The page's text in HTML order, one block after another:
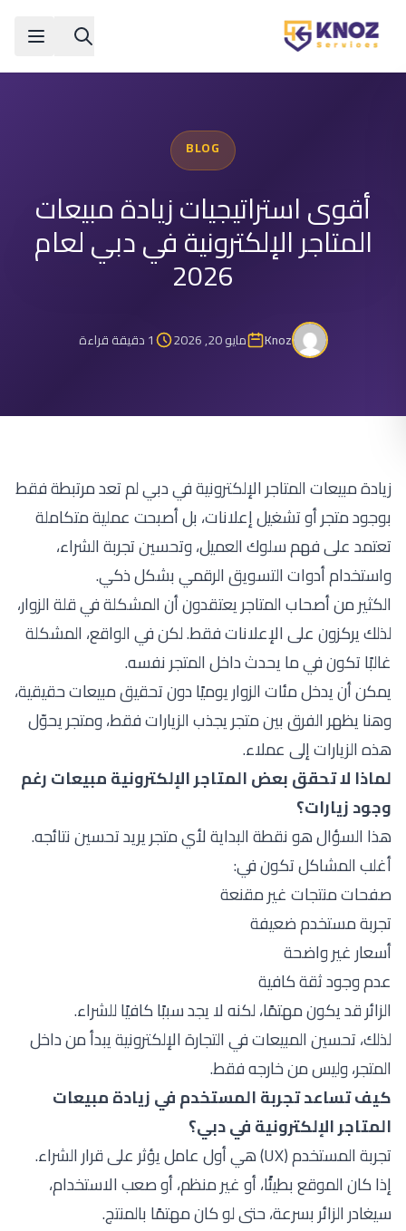
BLOG
أقوى استراتيجيات زيادة مبيعات
المتاجر الإلكترونية في دبي لعام
2026
Knoz مايو 20, 2026 1 دقيقة قراءة
زيادة مبيعات المتاجر الإلكترونية في دبي لم تعد مرتبطة فقط
بوجود متجر أو تشغيل إعلانات، بل أصبحت عملية متكاملة
تعتمد على فهم سلوك العميل، وتحسين تجربة الشراء،
واستخدام أدوات التسويق الرقمي بشكل ذكي.
الكثير من أصحاب المتاجر يعتقدون أن المشكلة في قلة الزوار،
لذلك يركزون على الإعلانات فقط. لكن في الواقع، المشكلة
غالبًا تكون في ما يحدث داخل المتجر نفسه.
يمكن أن يدخل مئات الزوار يوميًا دون تحقيق مبيعات حقيقية،
وهنا يظهر الفرق بين متجر يجذب الزيارات فقط، ومتجر يحوّل
هذه الزيارات إلى عملاء.
لماذا لا تحقق بعض المتاجر الإلكترونية مبيعات رغم
وجود زيارات؟
هذا السؤال هو نقطة البداية لأي متجر يريد تحسين نتائجه.
أغلب المشاكل تكون في:
صفحات منتجات غير مقنعة
تجربة مستخدم ضعيفة
أسعار غير واضحة
عدم وجود ثقة كافية
الزائر قد يكون مهتمًا، لكنه لا يجد سببًا كافيًا للشراء.
لذلك، تحسين المبيعات في التجارة الإلكترونية يبدأ من داخل
المتجر، وليس من خارجه فقط.
كيف تساعد تجربة المستخدم في زيادة مبيعات
المتاجر الإلكترونية في دبي؟
تجربة المستخدم (UX) هي أول عامل يؤثر على قرار الشراء.
إذا كان الموقع بطيئًا، أو غير منظم، أو صعب الاستخدام،
سيغادر الزائر بسرعة، حتى لو كان مهتمًا بالمنتج.